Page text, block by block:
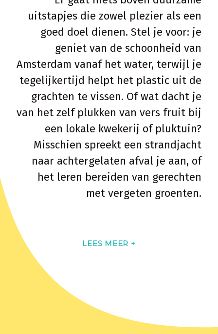
avontuurlijke mountainbiketocht door
de heuvels.
Deze ervaringen bieden meer dan
alleen plezier; ze verbinden je relaties
met de natuur. En het mooiste van
alles? Voor het maken van dierbare
herinneringen hoef je niet ver te
reizen. Vaak zijn het juist de avonturen
dicht bij huis die het langst bijblijven.
Geef jouw relaties een stukje natuur,
een ervaring die verrijkt en inspireert.
uitstapjes die zowel plezier als een
goed doel dienen. Stel je voor: je
geniet van de schoonheid van
Amsterdam vanaf het water, terwijl je
tegelijkertijd helpt het plastic uit de
grachten te vissen. Of wat dacht je
van het zelf plukken van vers fruit bij
een lokale kwekerij of pluktuin?
Misschien spreekt een strandjacht
naar achtergelaten afval je aan, of
het leren bereiden van gerechten
met vergeten groenten.
Als je een stichting of goed doel
inspirerende ideeën die perfect passen
op onze Goodgiving website, dan horen
we graag van je! We staan open voor
het opzetten van succesvolle
LEES MEER +